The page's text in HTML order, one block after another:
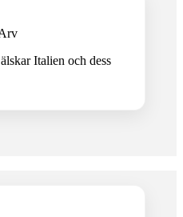
Italien och dess